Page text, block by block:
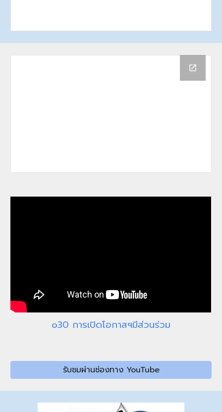
o30 การเปิดโอกาสฯมีส่วนร่วม
รับชมผ่านช่องทาง YouTube